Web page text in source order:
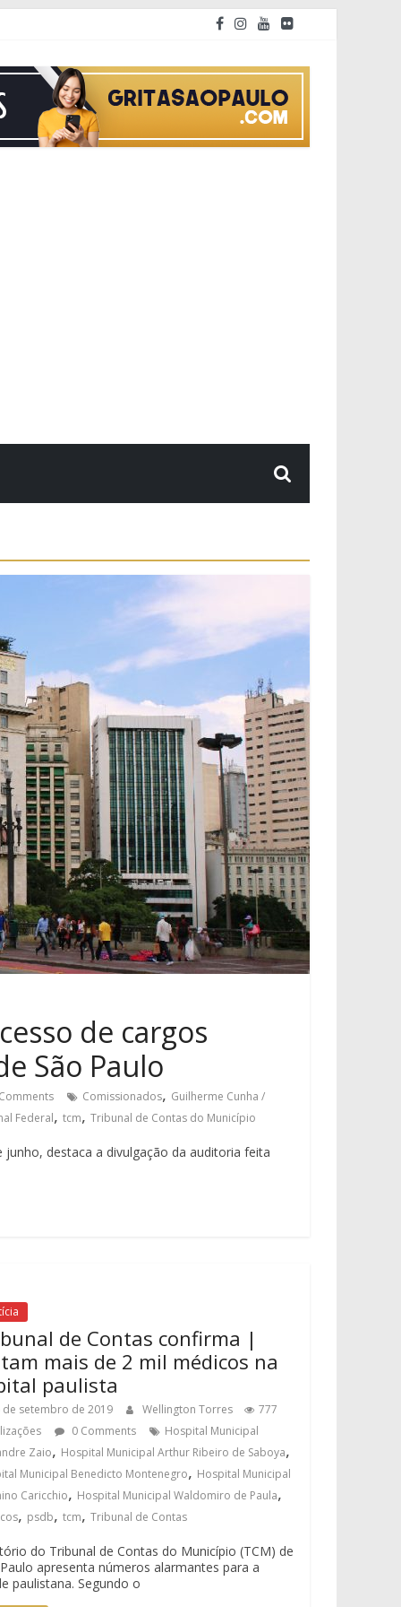
de cargos
São Paulo
Comissionados, Guilherme Cunha /
Federal, tcm, Tribunal de Contas do Município
junho, destaca a divulgação da auditoria feita
de Contas confirma |
mais de 2 mil médicos na
paulista
de setembro de 2019 Wellington Torres
777
0 Comments
Hospital Municipal
Zaio, Hospital Municipal Arthur Ribeiro de Saboya,
Municipal Benedicto Montenegro, Hospital Municipal
Caricchio, Hospital Municipal Waldomiro de Paula,
, psdb,tcm,Tribunal de Contas
do Tribunal de Contas do Município (TCM) de
apresenta números alarmantes para a
paulistana. Segundo o